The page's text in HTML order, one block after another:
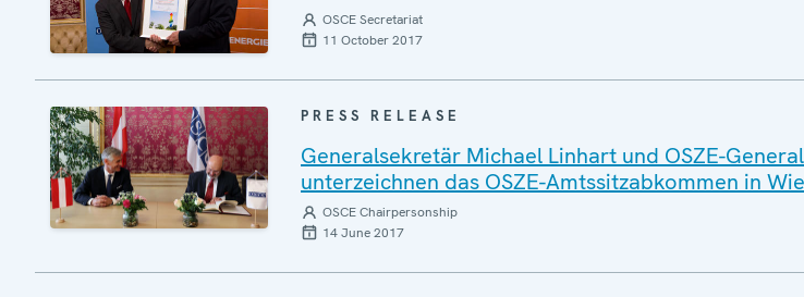
OSCE Secretariat
11 October 2017
PRESS RELEASE
Generalsekretär Michael Linhart und OSZE-
unterzeichnen das OSZE-Amtssitzabkommen in
OSCE Chairpersonship
14 June 2017